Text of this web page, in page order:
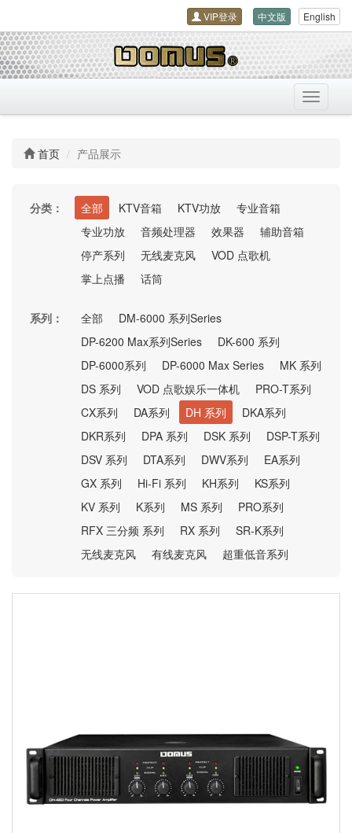
VIP登录 中文版 English
导
航
首页 产品展示
分类： 全部 KTV音箱 KTV功放
专业音箱
专业功放
音频处理器 效果器
辅助音箱
停产系列
无线麦克风
VOD 点歌机
掌上点播
话筒
系列： 全部
DM-6000 系列Series
DP-6200 Max系列Series
DK-600 系列
DP-6000系列
DP-6000 Max Series
MK 系列
DS 系列
VOD 点歌娱乐一体机
PRO-T系列
CX系列
DA系列 DH 系列
DKA系列
DKR系列
DPA 系列 DSK 系列
DSP-T系列
DSV 系列
DTA系列 DWV系列
EA系列
GX 系列
Hi-Fi 系列 KH系列
KS系列
KV 系列
K系列 MS 系列
PRO系列
RFX 三分频 系列
RX 系列
SR-K系列
无线麦克风
有线麦克风 超重低音系列